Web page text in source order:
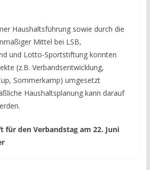
Haushaltsführung sowie durch die
Mittel bei LSB,
und Lotto-Sportstiftung konnten
(z.B. Verbandsentwicklung,
Sommerkamp) umgesetzt
Haushaltsplanung kann darauf
für den Verbandstag am 22. Juni